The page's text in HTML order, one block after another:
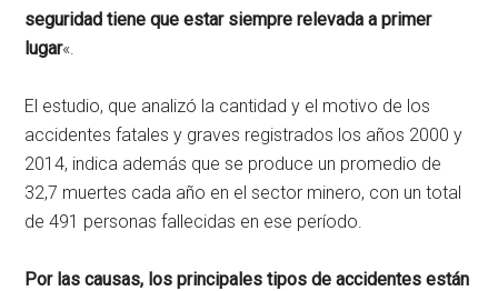
seguridad tiene que estar siempre relevada a primer
lugar«.
El estudio, que analizó la cantidad y el motivo de los
accidentes fatales y graves registrados los años 2000 y
2014, indica además que se produce un promedio de
32,7 muertes cada año en el sector minero, con un total
de 491 personas fallecidas en ese período.
Por las causas, los principales tipos de accidentes están